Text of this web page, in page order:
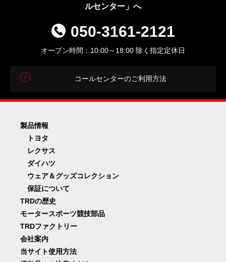
ルセンター」へ
050-3161-2121
オープン時間：10:00～18:00 除く指定定休日
コールセンターのご利用方法
製品情報
トヨタ
レクサス
ダイハツ
ウェア＆グッズコレクション
保証について
TRDの歴史
モータースポーツ競技部品
TRDファクトリー
会社案内
当サイト使用方法